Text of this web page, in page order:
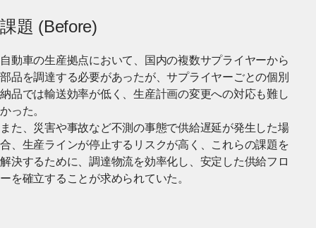
課題 (Before)
自動車の生産拠点において、国内の複数サプライヤーから
部品を調達する必要があったが、サプライヤーごとの個別
納品では輸送効率が低く、生産計画の変更への対応も難し
かった。
また、災害や事故など不測の事態で供給遅延が発生した場
合、生産ラインが停止するリスクが高く、これらの課題を
解決するために、調達物流を効率化し、安定した供給フロ
ーを確立することが求められていた。